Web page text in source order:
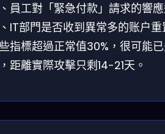
員工對「緊急付款」請求的響
IT部門是否收到異常多的账户重
指標超過正常值30%，很可能
距離實際攻擊只剩14-21天。